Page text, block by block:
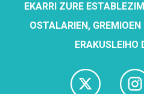
EKARRI ZURE
OSTALARIEN,
ERAKUSLEIHO